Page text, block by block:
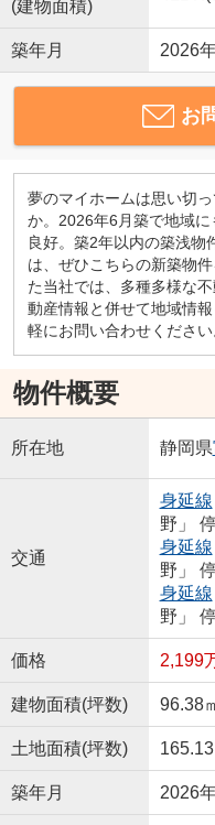
(建物面積)
築年月 2026
お
夢のマイホームは思い切
か。2026年6月築で地域
良好。築2年以内の築浅物
は、ぜひこちらの新築物
た当社では、多種多様な
動産情報と併せて地域情
軽にお問い合わせください
物件概要
所在地 静岡県
交通
身延線
野」
身延線
野」
身延線
野」
価格 2,199
建物面積(坪数) 96.38
土地面積(坪数)
築年月 2026